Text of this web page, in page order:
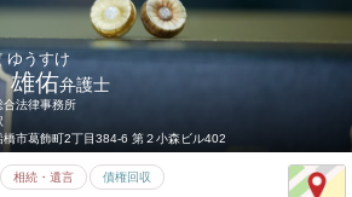
ゆうすけ
雄佑弁護士
合法律事務所
橋市葛飾町2丁目384-6 第２小森ビル402
相続・遺言 債権回収